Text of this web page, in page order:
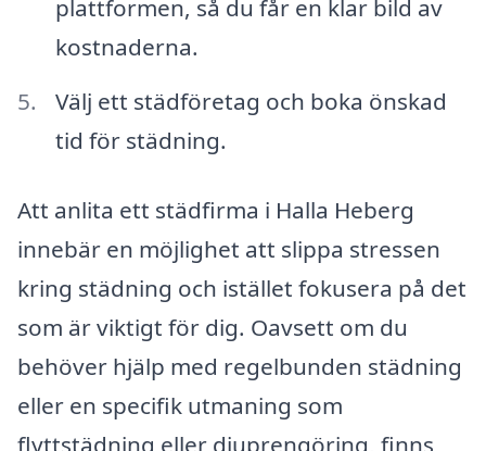
plattformen, så du får en klar bild av
kostnaderna.
Välj ett städföretag och boka önskad
tid för städning.
Att anlita ett städfirma i Halla Heberg
innebär en möjlighet att slippa stressen
kring städning och istället fokusera på det
som är viktigt för dig. Oavsett om du
behöver hjälp med regelbunden städning
eller en specifik utmaning som
flyttstädning eller djuprengöring, finns